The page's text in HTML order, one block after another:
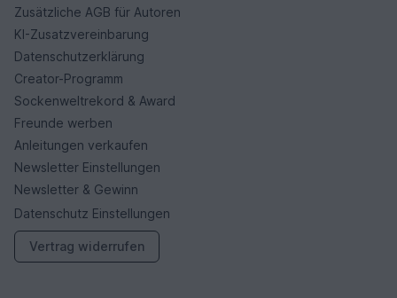
Zusätzliche AGB für Autoren
KI-Zusatzvereinbarung
Datenschutzerklärung
Creator-Programm
Sockenweltrekord & Award
Freunde werben
Anleitungen verkaufen
Newsletter Einstellungen
Newsletter & Gewinn
Datenschutz Einstellungen
Vertrag widerrufen